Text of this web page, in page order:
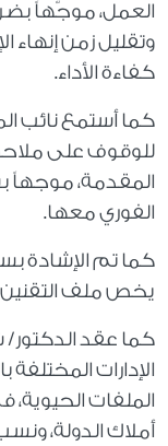
العمل، موجّهاً
وتقليل زمن
كفاءة الأداء.
كما أستمع نائب
للوقوف على
المقدمة،
الفوري معها.
كما تم الإشادة
يخص ملف
كما عقد
الإدارات
الملفات
أملاك الدولة،